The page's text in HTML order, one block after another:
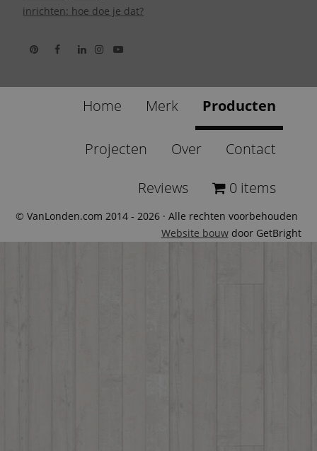
inrichten: hoe doe je dat?
Home Merk Producten
Projecten Over Contact
Reviews 0 items
© VanLonden.com 2014 - 2026 · Alle rechten voorbehouden
Website bouwdoor GetBright